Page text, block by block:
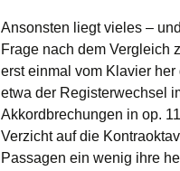
Ansonsten liegt vieles –
Frage nach dem Vergleich
erst einmal vom Klavier
etwa der Registerwechsel
Akkordbrechungen in op.
Verzicht auf die
Passagen ein wenig ihre